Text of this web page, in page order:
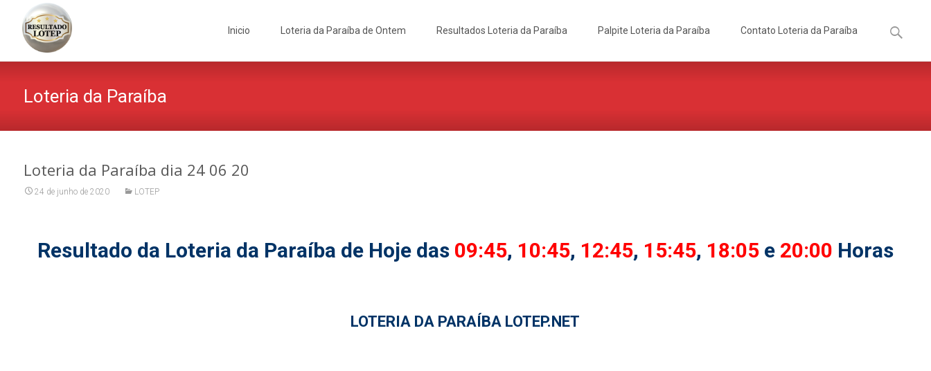
Inicio Loteria da Paraíba de Ontem Resultados Loteria da Paraíba Palpite Loteria da Paraíba Contato Loteria da Paraíba
por:
Loteria da Paraíba
Loteria da Paraíba dia 24 06 20
24 de junho de 2020 LOTEP
Resultado da Loteria da Paraíba de Hoje das 09:45, 10:45, 12:45, 15:45, 18:05 e20:00 Horas
LOTERIA DA PARAÍBA LOTEP.NET